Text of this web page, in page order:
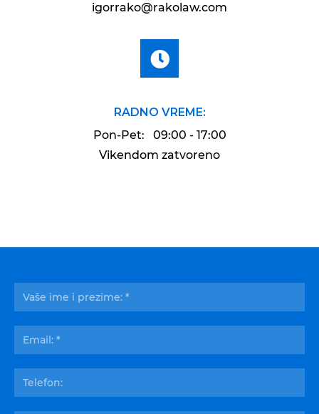
igorrako@rakolaw.com
RADNO VREME:
Pon-Pet: 09:00 - 17:00
Vikendom zatvoreno